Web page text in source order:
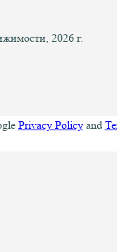
2026 г.
Privacy Policyand